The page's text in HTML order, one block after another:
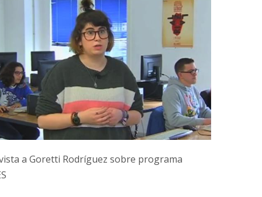
a Goretti Rodríguez sobre programa